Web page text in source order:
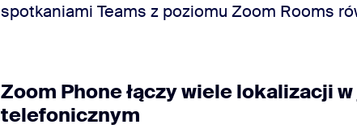
spotkaniami Teams z poziomu Zoom Rooms
Zoom Phone łączy wiele lokalizacji
telefonicznym